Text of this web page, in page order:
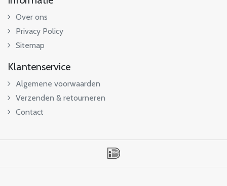
Over ons
Privacy Policy
Sitemap
Klantenservice
Algemene voorwaarden
Verzenden & retourneren
Contact